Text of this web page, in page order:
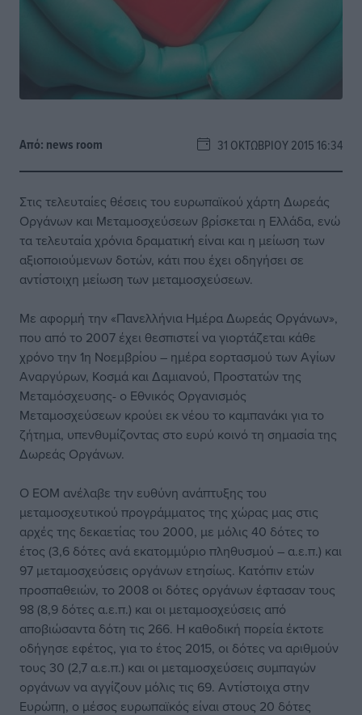
Από: news room 31 ΟΚΤΩΒΡΊΟΥ 2015 16:34
Στις τελευταίες θέσεις του ευρωπαϊκού χάρτη Δωρεάς
Οργάνων και Μεταμοσχεύσεων βρίσκεται η Ελλάδα, ενώ
τα τελευταία χρόνια δραματική είναι και η μείωση των
αξιοποιούμενων δοτών, κάτι που έχει οδηγήσει σε
αντίστοιχη μείωση των μεταμοσχεύσεων.
Με αφορμή την «Πανελλήνια Ημέρα Δωρεάς Οργάνων»,
που από το 2007 έχει θεσπιστεί να γιορτάζεται κάθε
χρόνο την 1η Νοεμβρίου – ημέρα εορτασμού των Αγίων
Αναργύρων, Κοσμά και Δαμιανού, Προστατών της
Μεταμόσχευσης- ο Εθνικός Οργανισμός
Μεταμοσχεύσεων κρούει εκ νέου το καμπανάκι για το
ζήτημα, υπενθυμίζοντας στο ευρύ κοινό τη σημασία της
Δωρεάς Οργάνων.
Ο ΕΟΜ ανέλαβε την ευθύνη ανάπτυξης του
μεταμοσχευτικού προγράμματος της χώρας μας στις
αρχές της δεκαετίας του 2000, με μόλις 40 δότες το
έτος (3,6 δότες ανά εκατομμύριο πληθυσμού – α.ε.π.) και
97 μεταμοσχεύσεις οργάνων ετησίως. Κατόπιν ετών
προσπαθειών, το 2008 οι δότες οργάνων έφτασαν τους
98 (8,9 δότες α.ε.π.) και οι μεταμοσχεύσεις από
αποβιώσαντα δότη τις 266. Η καθοδική πορεία έκτοτε
οδήγησε εφέτος, για το έτος 2015, οι δότες να αριθμούν
τους 30 (2,7 α.ε.π.) και οι μεταμοσχεύσεις συμπαγών
οργάνων να αγγίζουν μόλις τις 69. Αντίστοιχα στην
Ευρώπη, ο μέσος ευρωπαϊκός είναι στους 20 δότες